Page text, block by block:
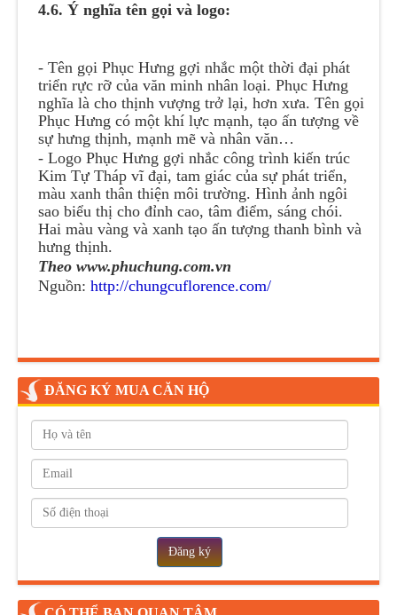
4.6. Ý nghĩa tên gọi và logo:
- Tên gọi Phục Hưng gợi nhắc một thời đại phát
triển rực rỡ của văn minh nhân loại. Phục Hưng
nghĩa là cho thịnh vượng trở lại, hơn xưa. Tên gọi
Phục Hưng có một khí lực mạnh, tạo ấn tượng về
sự hưng thịnh, mạnh mẽ và nhân văn…
- Logo Phục Hưng gợi nhắc công trình kiến trúc
Kim Tự Tháp vĩ đại, tam giác của sự phát triển,
màu xanh thân thiện môi trường. Hình ảnh ngôi
sao biểu thị cho đỉnh cao, tâm điểm, sáng chói.
Hai màu vàng và xanh tạo ấn tượng thanh bình và
hưng thịnh.
Theo www.phuchung.com.vn
Nguồn:http://chungcuflorence.com/
ĐĂNG KÝ MUA CĂN HỘ
Đăng ký